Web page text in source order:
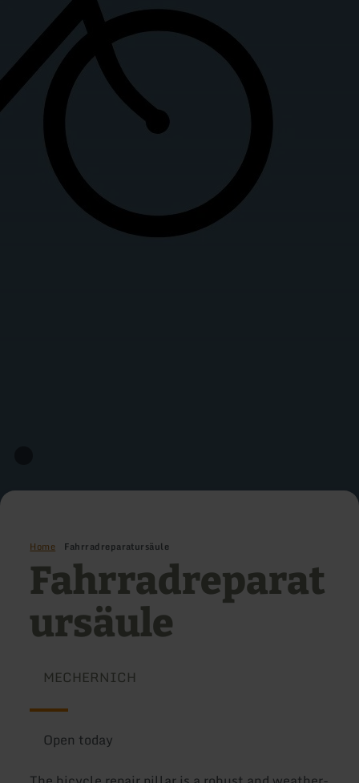
Home Fahrradreparatursäule
Fahrradreparat
ursäule
MECHERNICH
Open today